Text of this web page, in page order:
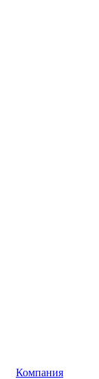
Компания